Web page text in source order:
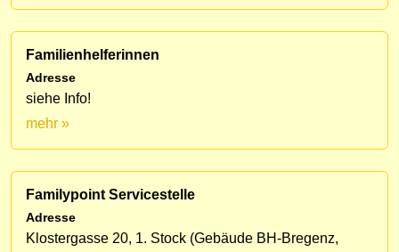
Familienhelferinnen
Adresse
siehe Info!
mehr »
Familypoint Servicestelle
Adresse
Klostergasse 20, 1. Stock (Gebäude BH-Bregenz,